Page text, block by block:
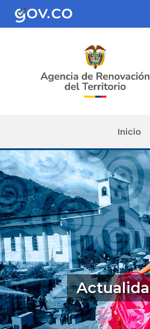
Pasar al contenido principal
Inicio